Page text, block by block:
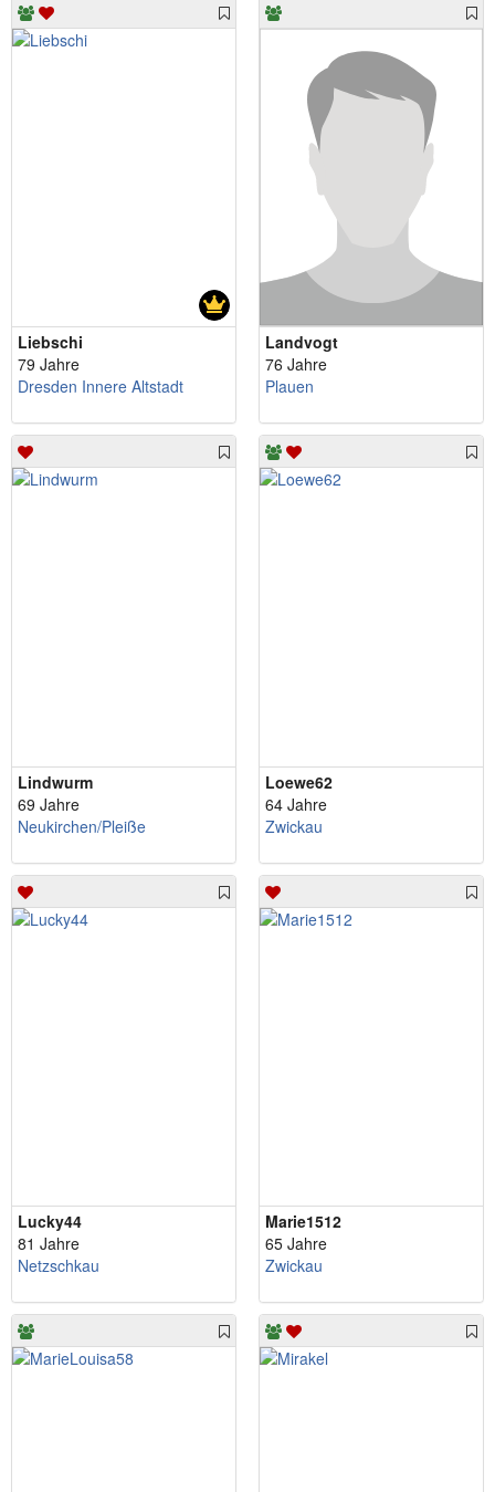
Liebschi
79 Jahre
Dresden Innere Altstadt
Landvogt
76 Jahre
Plauen
Lindwurm
69 Jahre
Neukirchen/Pleiße
Loewe62
64 Jahre
Zwickau
Lucky44
81 Jahre
Netzschkau
Marie1512
65 Jahre
Zwickau